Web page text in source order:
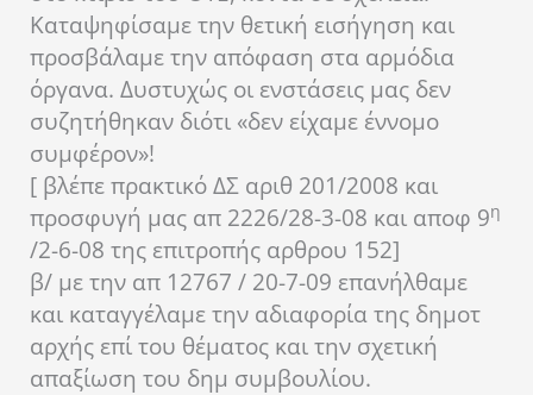
Καταψηφίσαμε την θετική εισήγηση και
προσβάλαμε την απόφαση στα αρμόδια
όργανα. Δυστυχώς οι ενστάσεις μας δεν
συζητήθηκαν διότι «δεν είχαμε έννομο
συμφέρον»!
[ βλέπε πρακτικό ΔΣ αριθ 201/2008 και
προσφυγή μας απ 2226/28-3-08 και αποφ 9η
/2-6-08 της επιτροπής αρθρου 152]
β/ με την απ 12767 / 20-7-09 επανήλθαμε
και καταγγέλαμε την αδιαφορία της δημοτ
αρχής επί του θέματος και την σχετική
απαξίωση του δημ συμβουλίου.